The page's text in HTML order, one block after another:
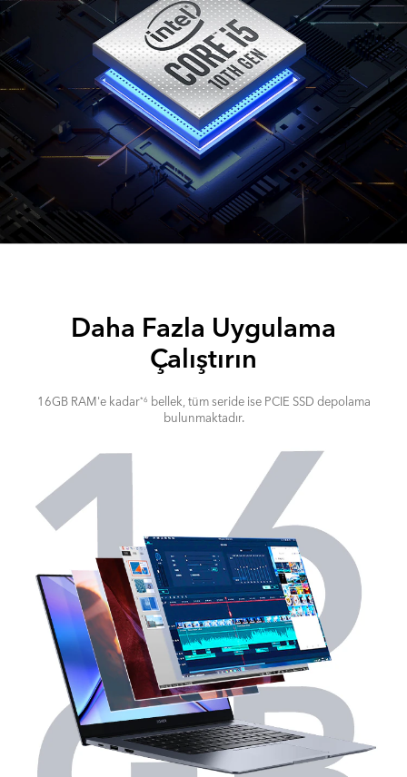
Daha Fazla Uygulama
Çalıştırın
16GB RAM'e kadar*6 bellek, tüm seride ise PCIE SSD depolama
bulunmaktadır.